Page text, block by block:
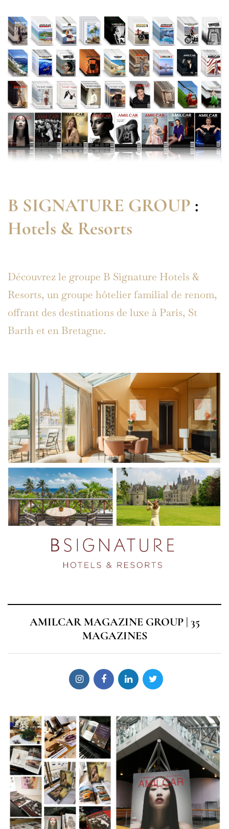
B SIGNATURE GROUP :
Hotels & Resorts
Découvrez le groupe B Signature Hotels &
Resorts, un groupe hôtelier familial de renom,
offrant des destinations de luxe à Paris, St
Barth et en Bretagne.
AMILCAR MAGAZINE GROUP | 35
MAGAZINES